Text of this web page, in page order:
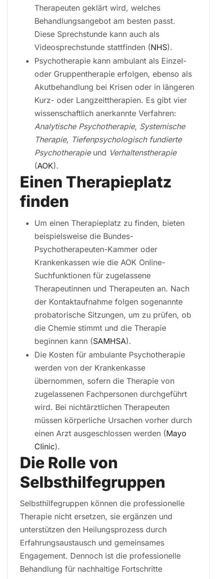
Therapeuten geklärt wird, welches
Behandlungsangebot am besten passt.
Diese Sprechstunde kann auch als
Videosprechstunde stattfinden (NHS).
Psychotherapie kann ambulant als Einzel-
oder Gruppentherapie erfolgen, ebenso als
Akutbehandlung bei Krisen oder in längeren
Kurz- oder Langzeittherapien. Es gibt vier
wissenschaftlich anerkannte Verfahren:
Analytische Psychotherapie, Systemische
Therapie, Tiefenpsychologisch fundierte
Psychotherapieund Verhaltenstherapie
(AOK).
Einen Therapieplatz
finden
Um einen Therapieplatz zu finden, bieten
beispielsweise die Bundes-
Psychotherapeuten-Kammer oder
Krankenkassen wie die AOK Online-
Suchfunktionen für zugelassene
Therapeutinnen und Therapeuten an. Nach
der Kontaktaufnahme folgen sogenannte
probatorische Sitzungen, um zu prüfen, ob
die Chemie stimmt und die Therapie
beginnen kann (SAMHSA).
Die Kosten für ambulante Psychotherapie
werden von der Krankenkasse
übernommen, sofern die Therapie von
zugelassenen Fachpersonen durchgeführt
wird. Bei nichtärztlichen Therapeuten
müssen körperliche Ursachen vorher durch
einen Arzt ausgeschlossen werden (Mayo
Clinic).
Die Rolle von
Selbsthilfegruppen
Selbsthilfegruppen können die professionelle
Therapie nicht ersetzen, sie ergänzen und
unterstützen den Heilungsprozess durch
Erfahrungsaustausch und gemeinsames
Engagement. Dennoch ist die professionelle
Behandlung für nachhaltige Fortschritte